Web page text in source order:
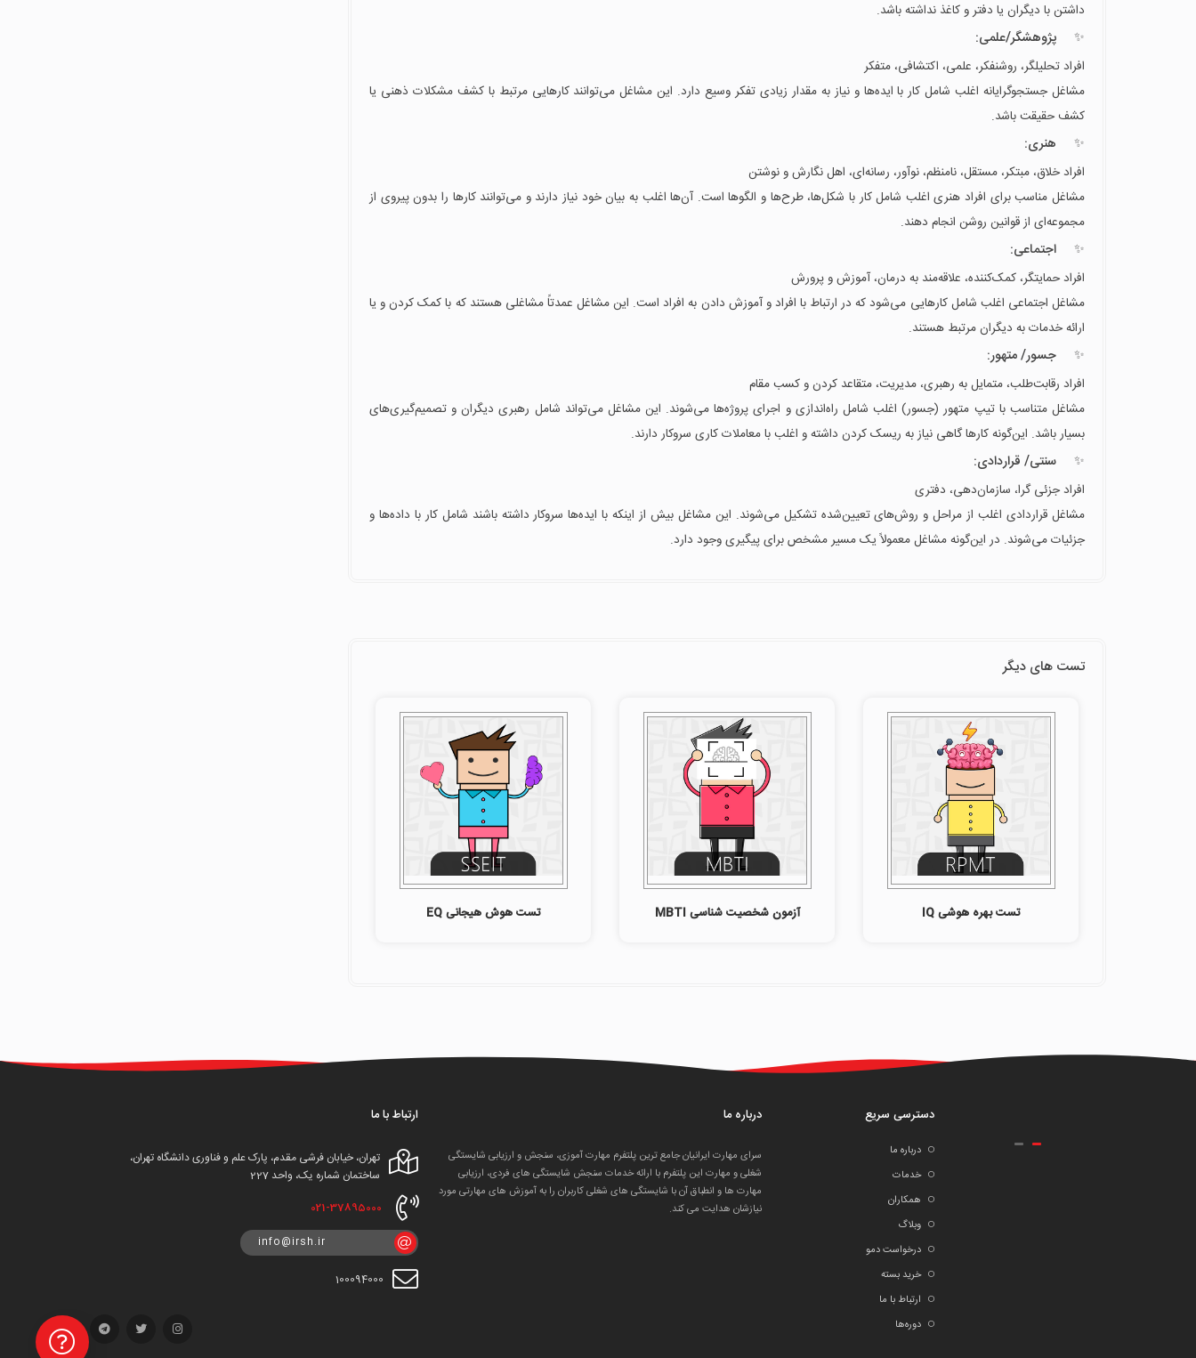
داشتن با دیگران یا دفتر و کاغذ نداشته باشد.
پژوهشگر/علمی:
افراد تحلیلگر، روشنفکر، علمی، اکتشافی، متفکر
مشاغل جستجوگرایانه اغلب شامل کار با ایده‌ها و نیاز به مقدار زیادی تفکر وسیع دارد. این مشاغل می‌توانند کارهایی مرتبط با کشف مشکلات ذهنی یا
کشف حقیقت باشد.
هنری:
افراد خلاق، مبتکر، مستقل، نامنظم، نوآور، رسانه‌ای، اهل نگارش و نوشتن
مشاغل مناسب برای افراد هنری اغلب شامل کار با شکل‌ها، طرح‌ها و الگوها است. آن‌ها اغلب به بیان خود نیاز دارند و می‌توانند کارها را بدون پیروی از
مجموعه‌ای از قوانین روشن انجام دهند.
اجتماعی:
افراد حمایتگر، کمک‌کننده، علاقه‌مند به درمان، آموزش و پرورش
مشاغل اجتماعی اغلب شامل کارهایی می‌شود که در ارتباط با افراد و آموزش دادن به افراد است. این مشاغل عمدتاً مشاغلی هستند که با کمک کردن و یا
ارائه خدمات به دیگران مرتبط هستند.
جسور/ متهور:
افراد رقابت‌طلب، متمایل به رهبری، مدیریت، متقاعد کردن و کسب مقام
مشاغل متناسب با تیپ متهور (جسور) اغلب شامل راه‌اندازی و اجرای پروژه‌ها می‌شوند. این مشاغل می‌تواند شامل رهبری دیگران و تصمیم‌گیری‌های
بسیار باشد. این‌گونه کارها گاهی نیاز به ریسک کردن داشته و اغلب با معاملات کاری سروکار دارند.
سنتی/ قراردادی:
افراد جزئی گرا، سازمان‌دهی، دفتری
مشاغل قراردادی اغلب از مراحل و روش‌های تعیین‌شده تشکیل می‌شوند. این مشاغل بیش از اینکه با ایده‌ها سروکار داشته باشند شامل کار با داده‌ها و
جزئیات می‌شوند. در این‌گونه مشاغل معمولاً یک مسیر مشخص برای پیگیری وجود دارد.
تست های دیگر
تست بهره هوشی IQ آزمون شخصیت شناسی MBTI تست هوش هیجانی EQ
دسترسی سریع
درباره ما
خدمات
همکاران
وبلاگ
درخواست دمو
خرید بسته
ارتباط با ما
دوره‌ها
درباره ما
سرای مهارت ایرانیان جامع ترین پلتفرم مهارت آموزی، سنجش و ارزیابی شایستگی
شغلی و مهارت این پلتفرم با ارائه خدمات سنجش شایستگی های فردی، ارزیابی
مهارت ها و انطباق آن با شایستگی های شغلی کاربران را به آموزش های مهارتی مورد
نیازشان هدایت می کند.
ارتباط با ما
تهران، خیابان فرشی مقدم، پارک علم و فناوری دانشگاه تهران،
ساختمان شماره یک، واحد 227
021-37895000
info@irsh.ir
100094000